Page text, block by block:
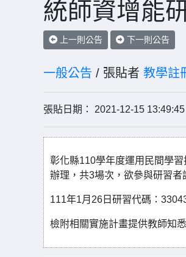
統師資增能
上一則公告 下一則公告
一般公告 / 張貼者 教學註
張貼日期： 2021-12-15
彰化縣110學年度運用民間學
辦理，共3場次，欲參與研習
111年1月26日研習代碼：
檢附相關實施計畫提供教師知